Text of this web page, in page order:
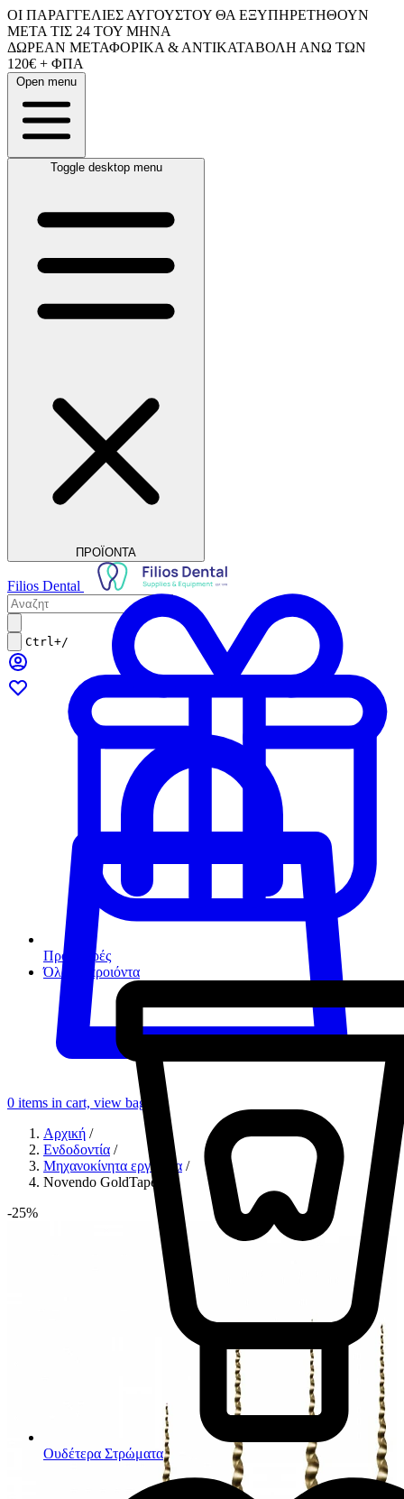
ΟΙ ΠΑΡΑΓΓΕΛΙΕΣ ΑΥΓΟΥΣΤΟΥ ΘΑ ΕΞΥΠΗΡΕΤΗΘΟΥΝ
ΜΕΤΑ ΤΙΣ 24 ΤΟΥ ΜΗΝΑ
ΔΩΡΕΑΝ ΜΕΤΑΦΟΡΙΚΑ & ΑΝΤΙΚΑΤΑΒΟΛΗ ΑΝΩ ΤΩΝ
120€ + ΦΠΑ
Open menu
Toggle desktop menu
ΠΡΟΪΟΝΤΑ
Προσφορές
Όλα τα προιόντα
Ουδέτερα Στρώματα
Filios Dental
Ctrl+/
0 items in cart, view bag
Αρχική /
Ενδοδοντία /
Μηχανοκίνητα εργαλεία /
Novendo GoldTaper
-25%